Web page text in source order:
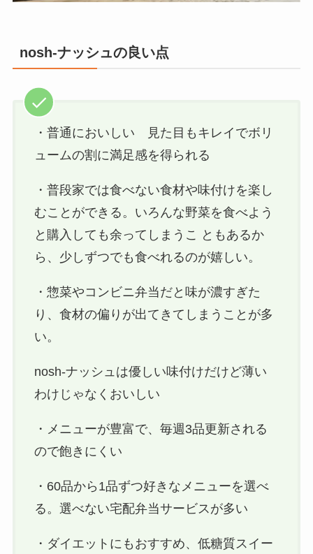
nosh-ナッシュの良い点
・普通においしい 見た目もキレイでボリ
ュームの割に満足感を得られる
・普段家では食べない食材や味付けを楽し
むことができる。いろんな野菜を食べよう
と購入しても余ってしまうこ ともあるか
ら、少しずつでも食べれるのが嬉しい。
・惣菜やコンビニ弁当だと味が濃すぎた
り、食材の偏りが出てきてしまうことが多
い。
nosh-ナッシュは優しい味付けだけど薄い
わけじゃなくおいしい
・メニューが豊富で、毎週3品更新される
ので飽きにくい
・60品から1品ずつ好きなメニューを選べ
る。選べない宅配弁当サービスが多い
・ダイエットにもおすすめ、低糖質スイー